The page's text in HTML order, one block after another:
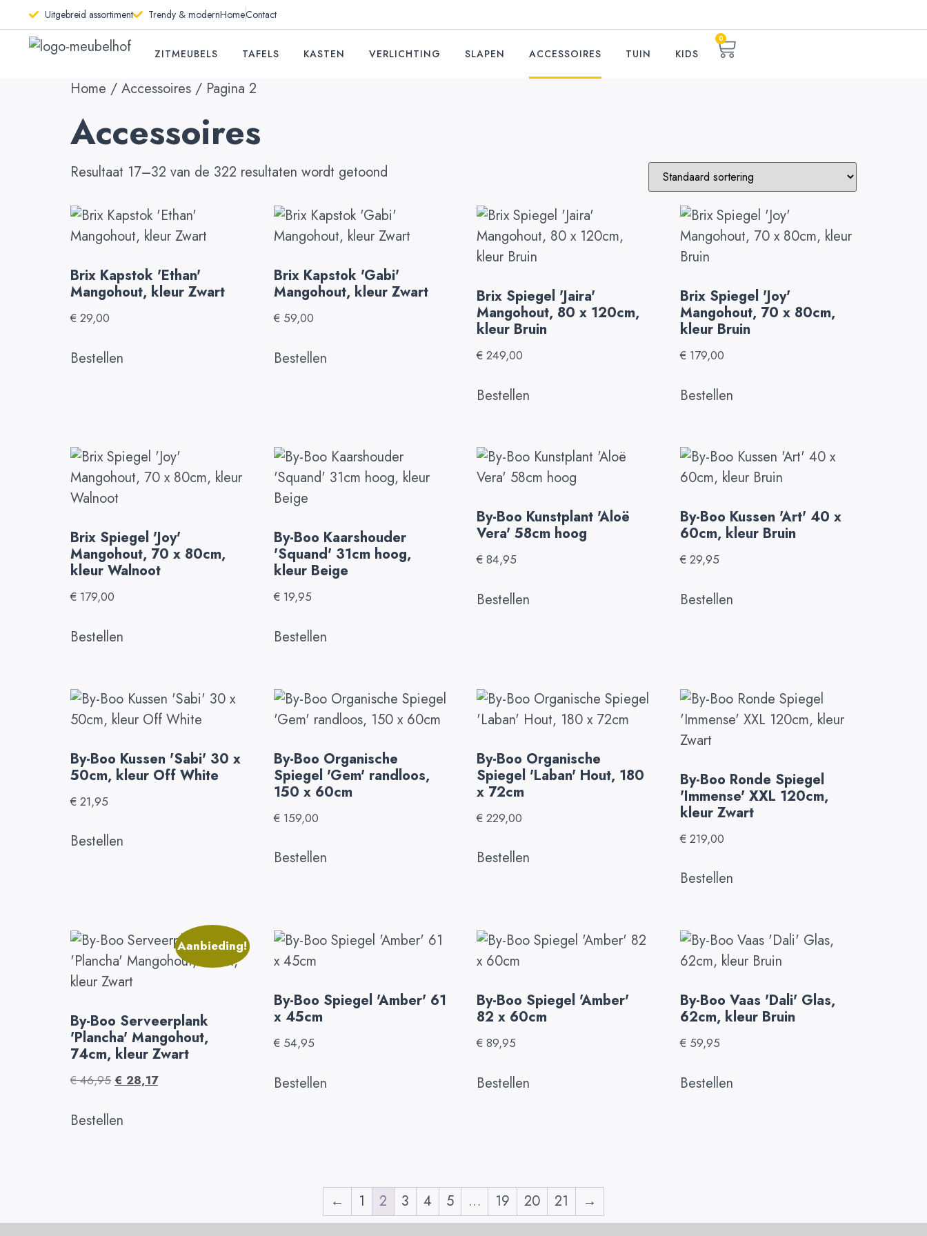
Uitgebreid assortiment Trendy & modernHomeContact
ZITMEUBELS TAFELS KASTEN VERLICHTING SLAPEN ACCESSOIRES TUIN KIDS
0
Home / Accessoires / Pagina 2
Accessoires
Resultaat 17–32 van de 322 resultaten wordt getoond
Brix Kapstok 'Ethan'
Mangohout, kleur Zwart
€ 29,00
Bestellen
Brix Kapstok 'Gabi'
Mangohout, kleur Zwart
€59,00
Bestellen
Brix Spiegel 'Jaira'
Mangohout, 80 x 120cm,
kleur Bruin
€ 249,00
Bestellen
Brix Spiegel 'Joy'
Mangohout, 70 x 80cm,
kleur Bruin
€ 179,00
Bestellen
Brix Spiegel 'Joy'
Mangohout, 70 x 80cm,
kleur Walnoot
€ 179,00
Bestellen
By-Boo Kaarshouder
'Squand' 31cm hoog,
kleur Beige
€19,95
Bestellen
By-Boo Kunstplant 'Aloë
Vera' 58cm hoog
€ 84,95
Bestellen
By-Boo Kussen 'Art' 40 x
60cm, kleur Bruin
€ 29,95
Bestellen
By-Boo Kussen 'Sabi' 30 x
50cm, kleur Off White
€ 21,95
Bestellen
By-Boo Organische
Spiegel 'Gem' randloos,
150 x 60cm
€159,00
Bestellen
By-Boo Organische
Spiegel 'Laban' Hout, 180
x 72cm
€ 229,00
Bestellen
By-Boo Ronde Spiegel
'Immense' XXL 120cm,
kleur Zwart
€ 219,00
Bestellen
Aanbieding!
By-Boo Serveerplank
'Plancha' Mangohout,
74cm, kleur Zwart
€46,95 € 28,17
Bestellen
By-Boo Spiegel 'Amber' 61
x 45cm
€54,95
Bestellen
By-Boo Spiegel 'Amber'
82 x 60cm
€ 89,95
Bestellen
By-Boo Vaas 'Dali' Glas,
62cm, kleur Bruin
€ 59,95
Bestellen
← 1 2 3 4 5 … 19 20 21 →